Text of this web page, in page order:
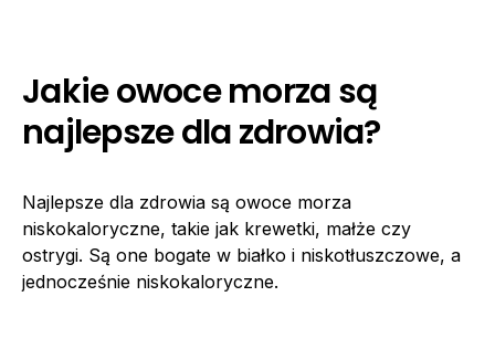
Jakie owoce morza są
najlepsze dla zdrowia?
Najlepsze dla zdrowia są owoce morza
niskokaloryczne, takie jak krewetki, małże czy
ostrygi. Są one bogate w białko i niskotłuszczowe, a
jednocześnie niskokaloryczne.